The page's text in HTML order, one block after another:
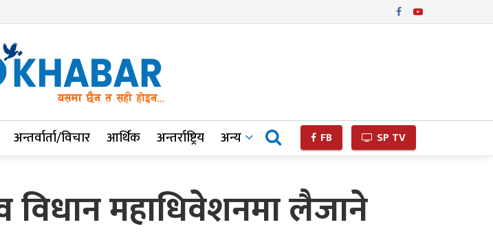
अन्तर्वार्ता/विचार आर्थिक अन्तर्राष्ट्रिय अन्य FB SP TV
विधान महाधिवेशनमा लैजाने